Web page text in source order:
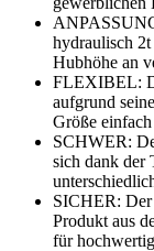
hydraulisch
Hubhöhe an
FLEXIBEL:
aufgrund
Größe
SCHWER:
sich dank der
SICHER: Der
Produkt aus
für